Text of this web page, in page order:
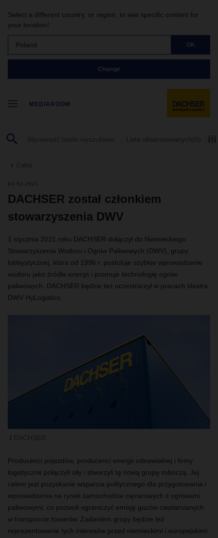
Select a different country, or region, to see specific content for
your location!
Poland OK
Change
MEDIAROOM
Lista obserwowanych (0)
Cofnij
04.02.2021
DACHSER został członkiem
stowarzyszenia DWV
1 stycznia 2021 roku DACHSER dołączył do Niemieckiego
Stowarzyszenia Wodoru i Ogniw Paliwowych (DWV), grupy
lobbystycznej, która od 1996 r. postuluje szybkie wprowadzenie
wodoru jako źródła energii i promuje technologię ogniw
paliwowych. DACHSER będzie też uczestniczył w pracach klastra
DWV HyLogistics.
Producenci pojazdów, producenci energii odnawialnej i firmy
logistyczne połączyli siły i stworzyli tę nową grupę roboczą. Jej
celem jest pozyskanie wsparcia politycznego dla przygotowania i
wprowadzenia na rynek samochodów ciężarowych z ogniwami
paliwowymi, co pozwoli ograniczyć emisję gazów cieplarnianych
w transporcie towarów. Zadaniem grupy będzie też
reprezentowanie tych interesów przed niemieckimi i europejskimi